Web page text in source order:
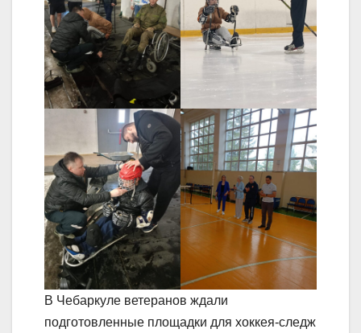
В Чебаркуле ветеранов ждали
подготовленные площадки для хоккея-следж